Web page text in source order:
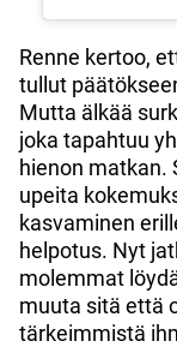
Renne kertoo,
tullut
Mutta älkää
joka tapahtuu
hienon matkan.
upeita
kasvaminen
helpotus. Nyt
molemmat
muuta sitä että
tärkeimmistä